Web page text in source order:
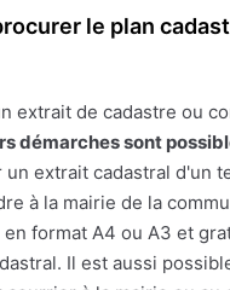
le plan
extrait de cadastre ou
démarches sont
extrait cadastral d'un
à la mairie de la
format A4 ou A3 et
Il est aussi